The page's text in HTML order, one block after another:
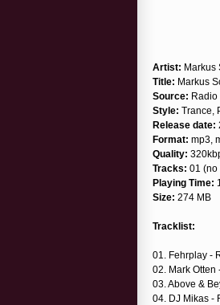
Artist: Markus
Title: Markus
Source: Radio
Style: Trance,
Release date:
Format: mp3,
Quality:
Tracks: 01 (no
Playing Time:
Size: 274 MB
Tracklist:
01. Fehrplay -
02. Mark Otten
03. Above &
04. DJ Mikas -